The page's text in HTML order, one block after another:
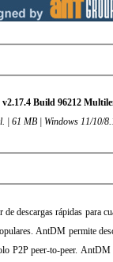
Build 96212
| 61 MB | Windows 11/10/
descargas rápidas para
AntDM permite
P2P peer-to-peer. AntDM